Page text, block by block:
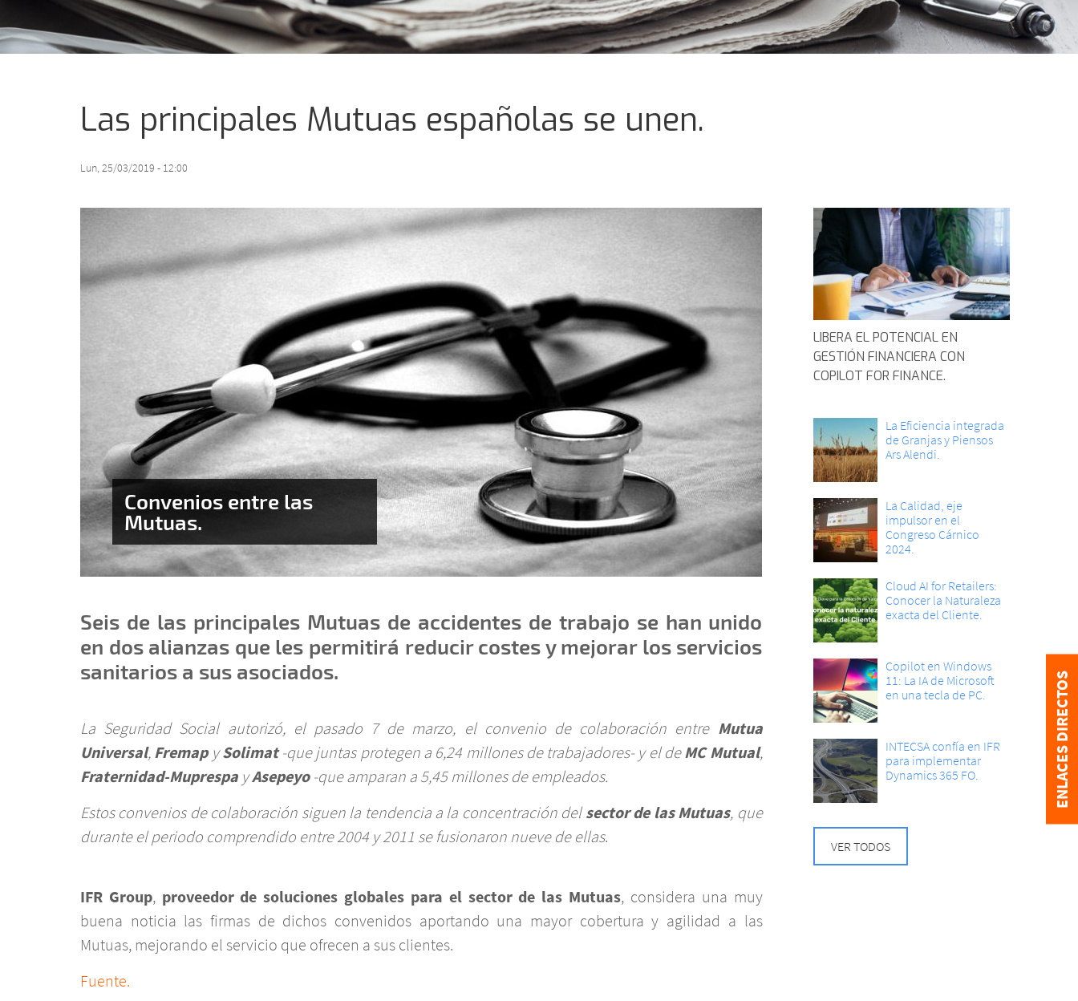
Las principales Mutuas españolas se unen.
Lun, 25/03/2019 - 12:00
Convenios entre las
Mutuas.
Seis de las principales Mutuas de accidentes de trabajo se han unido
en dos alianzas que les permitirá reducir costes y mejorar los servicios
sanitarios a sus asociados.
La Seguridad Social autorizó, el pasado 7 de marzo, el convenio de colaboración entre Mutua
Universal, FremapySolimat-que juntas protegen a 6,24 millones de trabajadores- y el deMC Mutual,
Fraternidad-Muprespa yAsepeyo-que amparan a 5,45 millones de empleados.
Estos convenios de colaboración siguen la tendencia a la concentración del sector de las Mutuas, que
durante el periodo comprendido entre 2004 y 2011 se fusionaron nueve de ellas.
IFR Group, proveedor de soluciones globales para el sector de las Mutuas, considera una muy
buena noticia las firmas de dichos convenidos aportando una mayor cobertura y agilidad a las
Mutuas, mejorando el servicio que ofrecen a sus clientes.
Fuente.
LIBERA EL POTENCIAL EN
GESTIÓN FINANCIERA CON
COPILOT FOR FINANCE.
La Eficiencia integrada
de Granjas y Piensos
Ars Alendi.
La Calidad, eje
impulsor en el
Congreso Cárnico
2024.
Cloud AI for Retailers:
Conocer la Naturaleza
exacta del Cliente.
Copilot en Windows
11: La IA de Microsoft
en una tecla de PC.
INTECSA confía en IFR
para implementar
Dynamics 365 FO.
VER TODOS
ENLACES DIRECTOS